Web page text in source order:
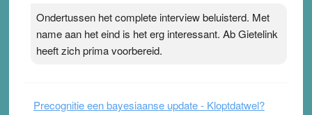
Ondertussen het complete interview beluisterd. Met
name aan het eind is het erg interessant. Ab Gietelink
heeft zich prima voorbereid.
Precognitie een bayesiaanse update - Kloptdatwel?